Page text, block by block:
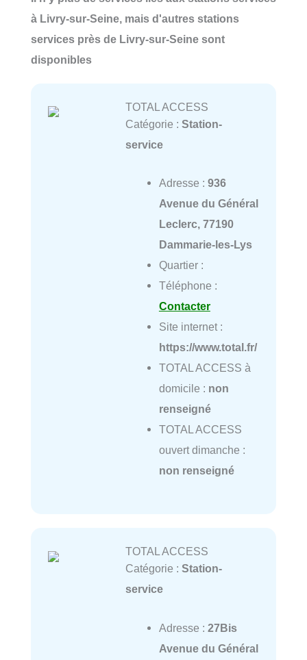
à Livry-sur-Seine, mais d'autres stations
services près de Livry-sur-Seine sont
disponibles
TOTAL ACCESS
Catégorie : Station-
service
Adresse : 936
Avenue du Général
Leclerc, 77190
Dammarie-les-Lys
Quartier :
Téléphone :
Contacter
Site internet :
https://www.total.fr/
TOTAL ACCESS à
domicile : non
renseigné
TOTAL ACCESS
ouvert dimanche :
non renseigné
TOTAL ACCESS
Catégorie : Station-
service
Adresse : 27Bis
Avenue du Général